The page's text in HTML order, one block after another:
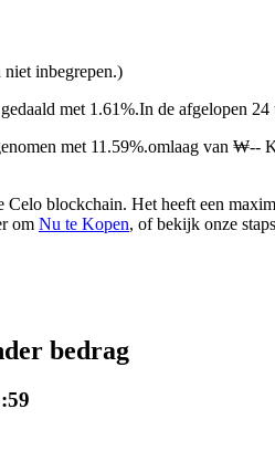
inbegrepen.)
met 1.61%.In de afgelopen
met 11.59%.omlaag van ₩--
blockchain. Het heeft een
om Nu te Kopen, of bekijk onze
bedrag